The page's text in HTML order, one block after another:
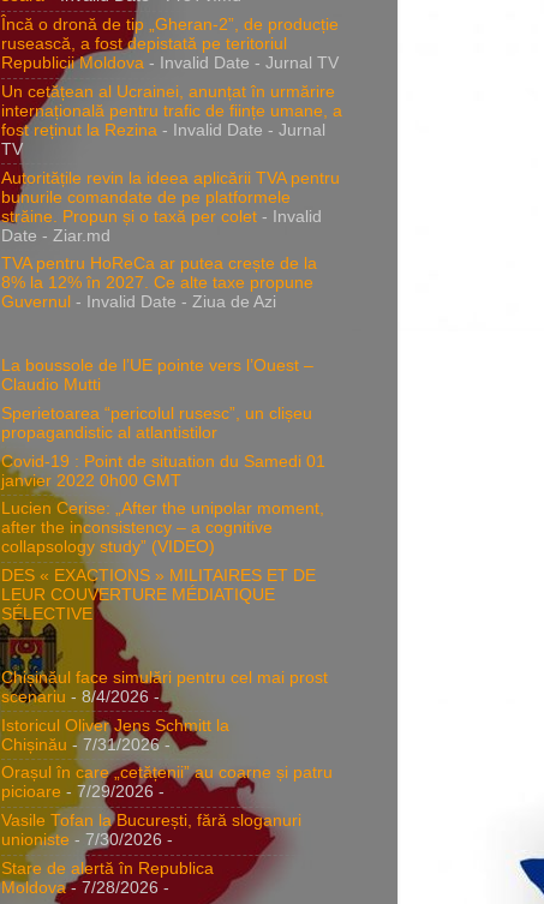
Încă o dronă de tip „Gheran-2”, de producție
rusească, a fost depistată pe teritoriul
Republicii Moldova - Invalid Date - Jurnal TV
Un cetățean al Ucrainei, anunțat în urmărire
internațională pentru trafic de ființe umane, a
fost reținut la Rezina - Invalid Date - Jurnal
TV
Autoritățile revin la ideea aplicării TVA pentru
bunurile comandate de pe platformele
străine. Propun și o taxă per colet - Invalid
Date - Ziar.md
TVA pentru HoReCa ar putea crește de la
8% la 12% în 2027. Ce alte taxe propune
Guvernul - Invalid Date - Ziua de Azi
La boussole de l’UE pointe vers l’Ouest –
Claudio Mutti
Sperietoarea “pericolul rusesc”, un clișeu
propagandistic al atlantistilor
Covid-19 : Point de situation du Samedi 01
janvier 2022 0h00 GMT
Lucien Cerise: „After the unipolar moment,
after the inconsistency – a cognitive
collapsology study” (VIDEO)
DES « EXACTIONS » MILITAIRES ET DE
LEUR COUVERTURE MÉDIATIQUE
SÉLECTIVE
Chișinăul face simulări pentru cel mai prost
scenariu - 8/4/2026 -
Istoricul Oliver Jens Schmitt la
Chișinău - 7/31/2026-
Orașul în care „cetățenii” au coarne și patru
picioare - 7/29/2026 -
Vasile Tofan la București, fără sloganuri
unioniste - 7/30/2026 -
Stare de alertă în Republica
Moldova- 7/28/2026 -